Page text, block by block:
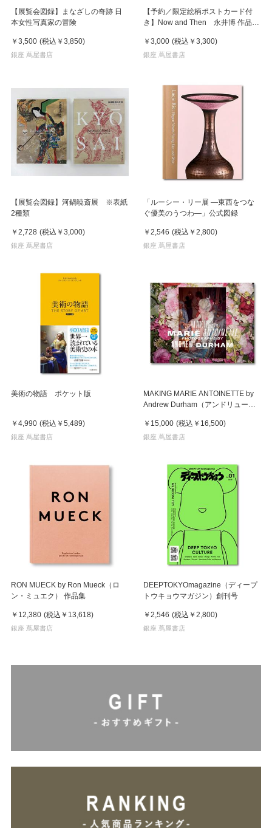
【展覧会図録】まなざしの奇跡 日
本女性写真家の冒険
￥3,500 (税込 ￥3,850)
銀座 蔦屋書店
【予約／限定絵柄ポストカード付
き】Now and Then 永井博 作品
￥3,000 (税込 ￥3,300)
銀座 蔦屋書店
【展覧会図録】河鍋暁斎展 ※表紙
2種類
￥2,728 (税込 ￥3,000)
銀座 蔦屋書店
「ルーシー・リー展 ―東西をつな
ぐ優美のうつわ―」公式図録
￥2,546 (税込 ￥2,800)
銀座 蔦屋書店
美術の物語 ポケット版
￥4,990 (税込 ￥5,489)
銀座 蔦屋書店
MAKING MARIE ANTOINETTE by
Andrew Durham（アンドリュー・
作品集
￥15,000 (税込 ￥16,500)
銀座 蔦屋書店
RON MUECK by Ron Mueck（ロ
ン・ミュエク） 作品集
￥12,380 (税込 ￥13,618)
銀座 蔦屋書店
DEEPTOKYOmagazine（ディープ
トウキョウマガジン）創刊号
￥2,546 (税込 ￥2,800)
銀座 蔦屋書店